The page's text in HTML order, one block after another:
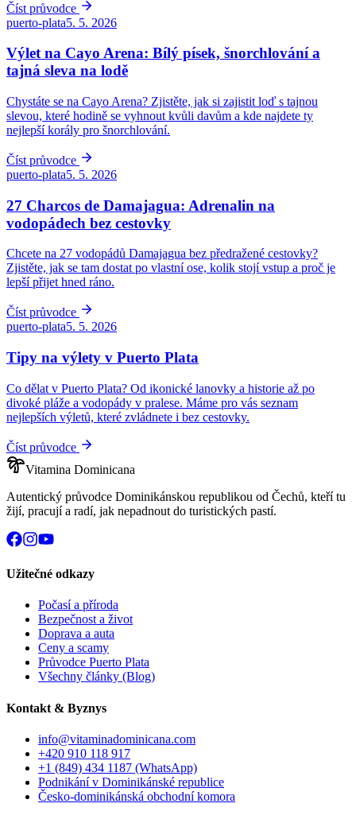
Číst průvodce
puerto-plata5. 5. 2026
Výlet na Cayo Arena: Bílý písek, šnorchlování a
tajná sleva na lodě
Chystáte se na Cayo Arena? Zjistěte, jak si zajistit loď s tajnou
slevou, které hodině se vyhnout kvůli davům a kde najdete ty
nejlepší korály pro šnorchlování.
Číst průvodce
puerto-plata5. 5. 2026
27 Charcos de Damajagua: Adrenalin na
vodopádech bez cestovky
Chcete na 27 vodopádů Damajagua bez předražené cestovky?
Zjistěte, jak se tam dostat po vlastní ose, kolik stojí vstup a proč je
lepší přijet hned ráno.
Číst průvodce
puerto-plata5. 5. 2026
Tipy na výlety v Puerto Plata
Co dělat v Puerto Plata? Od ikonické lanovky a historie až po
divoké pláže a vodopády v pralese. Máme pro vás seznam
nejlepších výletů, které zvládnete i bez cestovky.
Číst průvodce
Vitamina Dominicana
Autentický průvodce Dominikánskou republikou od Čechů, kteří tu
žijí, pracují a radí, jak nepadnout do turistických pastí.
Užitečné odkazy
Počasí a příroda
Bezpečnost a život
Doprava a auta
Ceny a scamy
Průvodce Puerto Plata
Všechny články (Blog)
Kontakt & Byznys
info@vitaminadominicana.com
+420 910 118 917
+1 (849) 434 1187 (WhatsApp)
Podnikání v Dominikánské republice
Česko-dominikánská obchodní komora